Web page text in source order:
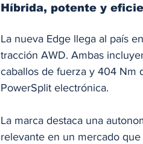
Híbrida, potente y
La nueva Edge llega al país
tracción AWD. Ambas
caballos de fuerza y 404 Nm
PowerSplit electrónica.
La marca destaca una
relevante en un mercado